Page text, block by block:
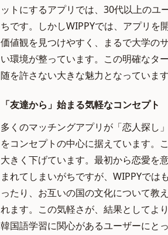
ットにするアプリでは、30代以上のユ
ちです。しかしWIPPYでは、アプリを
価値観を見つけやすく、まるで大学の
い環境が整っています。この明確なタ
随を許さない大きな魅力となっています
「友達から」始まる気軽なコンセプト
多くのマッチングアプリが「恋人探し
をコンセプトの中心に据えています。
大きく下げています。最初から恋愛を
まれてしまいがちですが、WIPPYで
ったり、お互いの国の文化について教
れます。この気軽さが、結果としてよ
韓国語学習に関心があるユーザーにと